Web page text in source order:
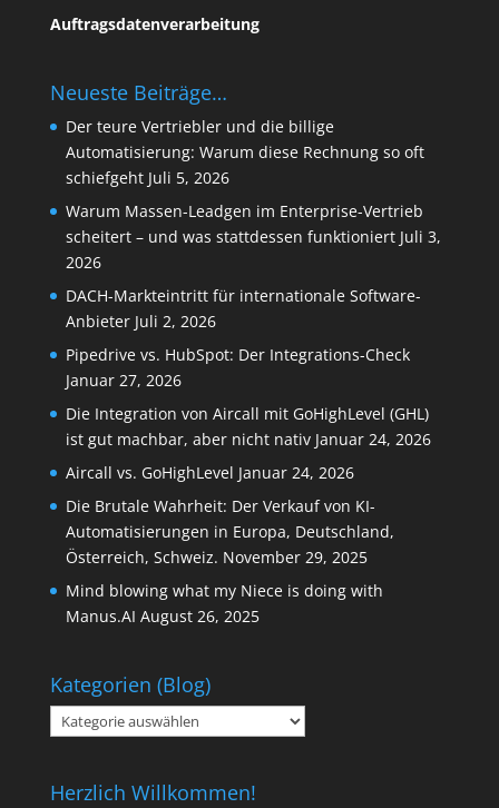
Auftragsdatenverarbeitung
Neueste Beiträge…
Der teure Vertriebler und die billige
Automatisierung: Warum diese Rechnung so oft
schiefgeht Juli 5, 2026
Warum Massen-Leadgen im Enterprise-Vertrieb
scheitert – und was stattdessen funktioniert Juli 3,
2026
DACH-Markteintritt für internationale Software-
Anbieter Juli 2, 2026
Pipedrive vs. HubSpot: Der Integrations-Check
Januar 27, 2026
Die Integration von Aircall mit GoHighLevel (GHL)
ist gut machbar, aber nicht nativ Januar 24, 2026
Aircall vs. GoHighLevel Januar 24, 2026
Die Brutale Wahrheit: Der Verkauf von KI-
Automatisierungen in Europa, Deutschland,
Österreich, Schweiz. November 29, 2025
Mind blowing what my Niece is doing with
Manus.AI August 26, 2025
Kategorien (Blog)
Kategorien
(Blog)
Herzlich Willkommen!